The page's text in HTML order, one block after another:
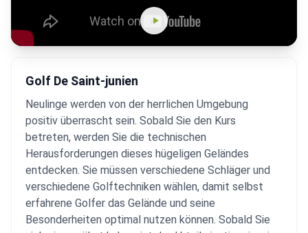
Golf De Saint-junien
Neulinge werden von der herrlichen Umgebung
positiv überrascht sein. Sobald Sie den Kurs
betreten, werden Sie die technischen
Herausforderungen dieses hügeligen Geländes
entdecken. Sie müssen verschiedene Schläger und
verschiedene Golftechniken wählen, damit selbst
erfahrene Golfer das Gelände und seine
Besonderheiten optimal nutzen können. Sobald Sie